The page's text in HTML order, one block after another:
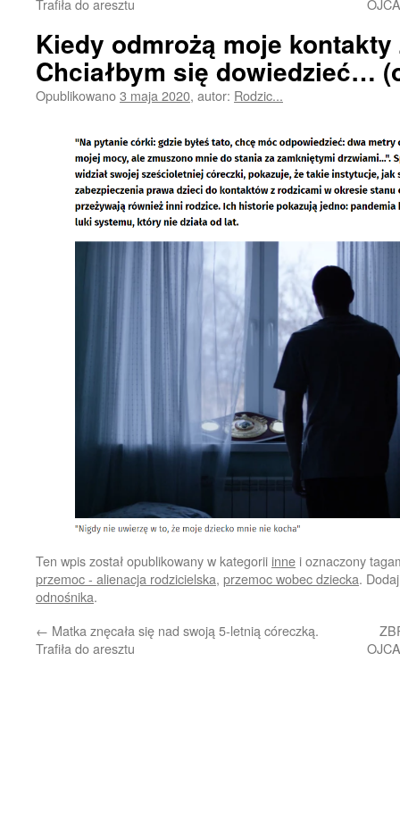
Trafiła do aresztu
Kiedy odmrożą moje
Chciałbym się dowiedzieć…
Opublikowano3 maja 2020, autor: Rodzic...
Ten wpis został opublikowany w kategorii inne i oznaczony
przemoc - alienacja rodzicielska, przemoc wobec dziecka.
odnośnika.
← Matka znęcała się nad swoją 5-letnią córeczką.
Trafiła do aresztu